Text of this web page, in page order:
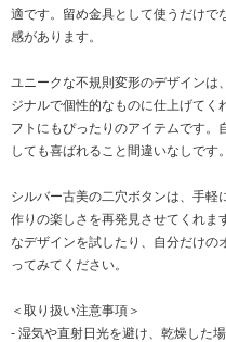
適です。留め金具として使うだけで
感があります。
ユニークな不規則変形のデザインは
ジナルで個性的なものに仕上げて
フトにもぴったりのアイテムです。
しても喜ばれること間違いなしです。
シルバー古美の二穴ボタンは、手
作りの楽しさを再発見させてくれま
なデザインを試したり、自分だけの
ってみてください。
＜取り扱い注意事項＞
- 湿気や直射日光を避け、乾燥した